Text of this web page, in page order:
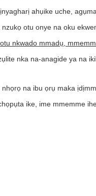
ahụike uche,
nzukọ otu onye na oku
otu nkwado mmadụ,
nka na-anagide ya na
nhọrọ na ibu ọrụ maka
ike, ime mmemme